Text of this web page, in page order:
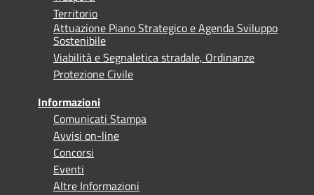
Territorio
Attuazione Piano Strategico e Agenda Sviluppo
Sostenibile
Viabilità e Segnaletica stradale, Ordinanze
Protezione Civile
Informazioni
Comunicati Stampa
Avvisi on-line
Concorsi
Eventi
Altre Informazioni